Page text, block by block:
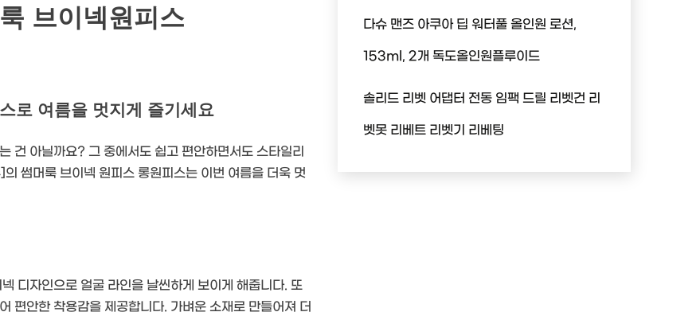
브이넥원피스
로 여름을 멋지게 즐기세요
건 아닐까요? 그 중에서도 쉽고 편안하면서도 스타일리
썸머룩 브이넥 원피스 롱원피스는 이번 여름을 더욱 멋
디자인으로 얼굴 라인을 날씬하게 보이게 해줍니다. 또
편안한 착용감을 제공합니다. 가벼운 소재로 만들어져 더
다슈 맨즈 아쿠아 딥 워터풀 올인원 로션,
153ml, 2개 독도올인원플루이드
솔리드 리벳 어댑터 전동 임팩 드릴 리벳건 리
벳못 리베트 리벳기 리베팅